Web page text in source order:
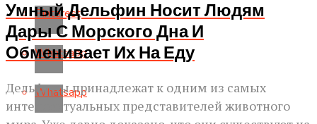
Pinterest
Whatsapp
Whatsapp
Умный Дельфин Носит Людям
Дары С Морского Дна И
Обменивает Их На Еду
Дельфины принадлежат к одним из самых
интеллектуальных представителей животного